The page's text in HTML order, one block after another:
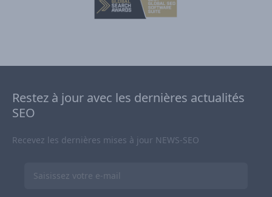
Restez à jour avec les dernières actualités
SEO
Recevez les dernières mises à jour NEWS-SEO